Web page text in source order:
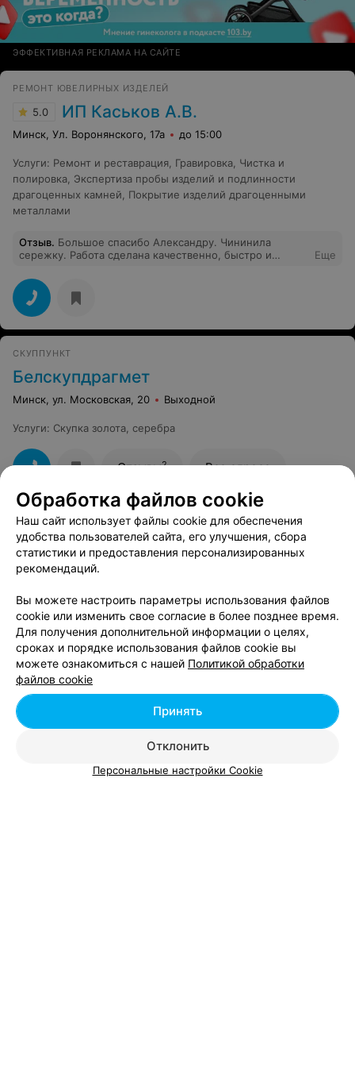
ЭФФЕКТИВНАЯ РЕКЛАМА НА САЙТЕ
РЕМОНТ ЮВЕЛИРНЫХ ИЗДЕЛЕЙ
5.0 ИП Каськов А.В.
Минск, Ул. Воронянского, 17а до 15:00
Услуги: Ремонт и реставрация, Гравировка, Чистка и
полировка, Экспертиза пробы изделий и подлинности
драгоценных камней, Покрытие изделий драгоценными
металлами
Отзыв. Большое спасибо Александру. Чининила
сережку. Работа сделана качественно, быстро и
Еще
СКУППУНКТ
Белскупдрагмет
Минск, ул. Московская, 20 Выходной
Услуги: Скупка золота, серебра
Отзывы2 Все адреса
Вам будет интересно
Ювелирные мастерские возле метро Площадь
Якуба Коласа
Ювелирные мастерские возле метро
Обработка файлов cookie
Наш сайт использует файлы cookie для обеспечения
удобства пользователей сайта, его улучшения, сбора
статистики и предоставления персонализированных
рекомендаций.
Вы можете настроить параметры использования файлов
cookie или изменить свое согласие в более позднее время.
Для получения дополнительной информации о целях,
сроках и порядке использования файлов cookie вы
можете ознакомиться с нашей Политикой обработки
файлов cookie
Отклонить
Принять
Персональные настройки Cookie